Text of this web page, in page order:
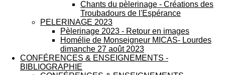
Chants du pèlerinage - Créations des
Troubadours de l'Espérance
PELERINAGE 2023
Pèlerinage 2023 - Retour en images
Homélie de Monseigneur MICAS- Lourdes
dimanche 27 août 2023
CONFÉRENCES & ENSEIGNEMENTS -
BIBLIOGRAPHIE